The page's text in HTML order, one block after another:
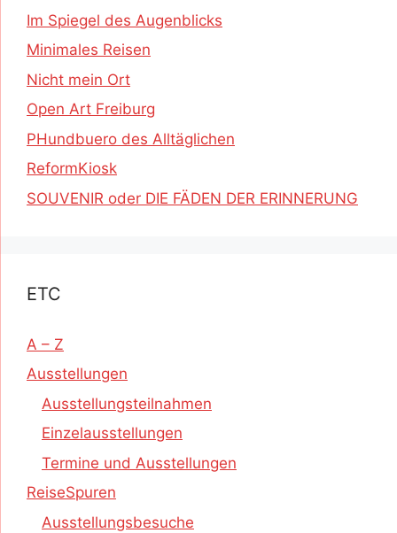
Im Spiegel des Augenblicks
Minimales Reisen
Nicht mein Ort
Open Art Freiburg
PHundbuero des Alltäglichen
ReformKiosk
SOUVENIR oder DIE FÄDEN DER ERINNERUNG
ETC
A – Z
Ausstellungen
Ausstellungsteilnahmen
Einzelausstellungen
Termine und Ausstellungen
ReiseSpuren
Ausstellungsbesuche